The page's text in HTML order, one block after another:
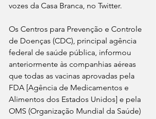
vozes da Casa Branca, no Twitter.
Os Centros para Prevenção e Controle
de Doenças (CDC), principal agência
federal de saúde pública, informou
anteriormente às companhias aéreas
que todas as vacinas aprovadas pela
FDA [Agência de Medicamentos e
Alimentos dos Estados Unidos] e pela
OMS (Organização Mundial da Saúde)